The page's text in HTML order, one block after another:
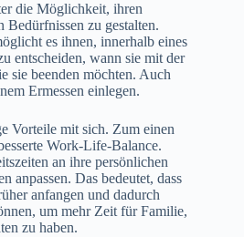
die Möglichkeit, ihren
zu gestalten.
es ihnen, innerhalb eines
entscheiden, wann sie mit der
sie beenden möchten. Auch
Ermessen einlegen.
Vorteile mit sich. Zum einen
Work-Life-Balance.
an ihre persönlichen
anpassen. Das bedeutet, dass
anfangen und dadurch
um mehr Zeit für Familie,
zu haben.